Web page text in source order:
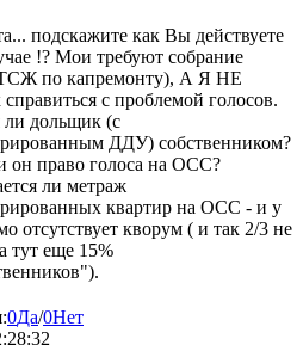
подскажите как Вы действуете
!? Мои требуют собрание
ТСЖ по капремонту), А Я НЕ
с проблемой голосов.
ли дольщик (с
ДДУ) собственником?
он право голоса на ОСС?
ли метраж
квартир на ОСС - и у
отсутствует кворум ( и так 2/3 не
тут еще 15%
0Да/0Нет